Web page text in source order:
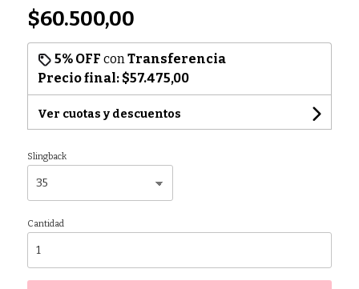
$60.500,00
5% OFF con Transferencia
Precio final: $57.475,00
Ver cuotas y descuentos
Slingback
Cantidad